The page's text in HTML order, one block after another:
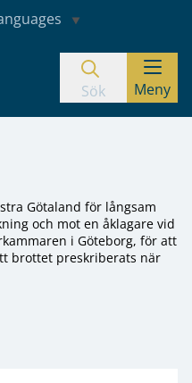
Sök Meny
Götaland för långsam
och mot en åklagare vid
i Göteborg, för att
brottet preskriberats när